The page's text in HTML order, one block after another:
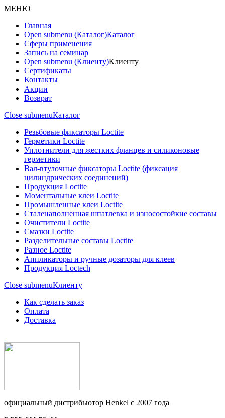
МЕНЮ
Главная
Open submenu (Каталог)Каталог
Сферы применения
Запись на семинар
Open submenu (Клиенту)Клиенту
Сертификаты
Контакты
Акции
Возврат
Close submenuКаталог
Резьбовые фиксаторы Loctite
Герметики Loctite
Уплотнители для жестких фланцев и силиконовые
герметики
Вал-втулочные фиксаторы Loctite (фиксация
цилиндрических соединений)
Продукция Loctite
Моментальные клеи Loctite
Промышленные клеи Loctite
Сталенаполненная шпатлевка и износостойкие составы
Очистители Loctite
Смазки Loctite
Разделительные составы Loctite
Разное Loctite
Аппликаторы и ручные дозаторы для клеев
Продукция Loctech
Close submenuКлиенту
Как сделать заказ
Оплата
Доставка
официальный дистрибьютор Henkel с 2007 года